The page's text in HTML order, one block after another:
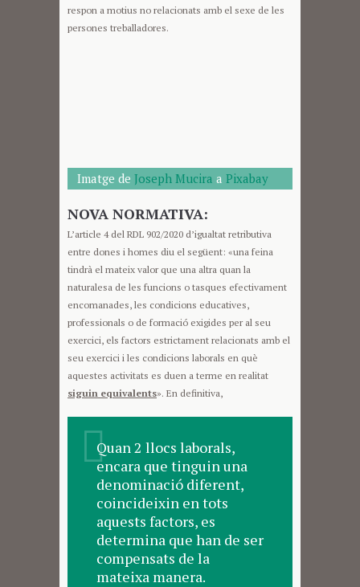
respon a motius no relacionats amb el sexe de les
persones treballadores.
Imatge de Joseph Mucira a Pixabay
NOVA NORMATIVA:
L’article 4 del RDL 902/2020 d’igualtat retributiva
entre dones i homes diu el següent: «una feina
tindrà el mateix valor que una altra quan la
naturalesa de les funcions o tasques efectivament
encomanades, les condicions educatives,
professionals o de formació exigides per al seu
exercici, els factors estrictament relacionats amb el
seu exercici i les condicions laborals en què
aquestes activitats es duen a terme en realitat
siguin equivalents». En definitiva,
Quan 2 llocs laborals,
encara que tinguin una
denominació diferent,
coincideixin en tots
aquests factors, es
determina que han de ser
compensats de la
mateixa manera.